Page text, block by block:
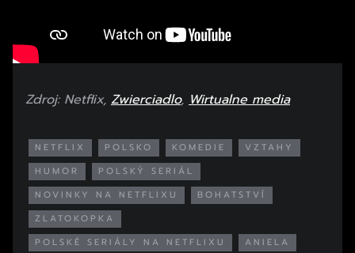
Zdroj: Netflix, Zwierciadlo, Wirtualne media
NETFLIX POLSKO KOMEDIE
VZTAHY
HUMOR
POLSKÝ SERIÁL
NOVINKY NA NETFLIXU
BOHATSTVÍ
ZLATOKOPKA
POLSKÉ SERIÁLY NA NETFLIXU
ANIELA